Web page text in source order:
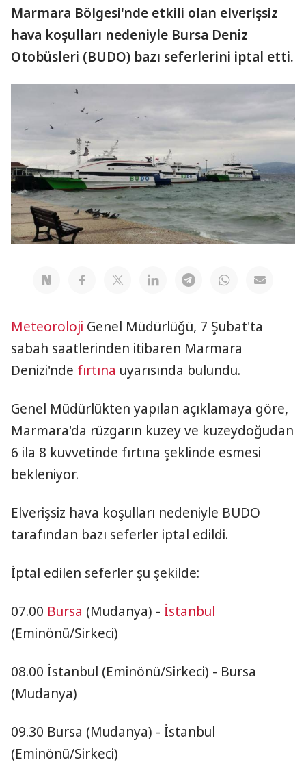
Marmara Bölgesi'nde etkili olan elverişsiz
hava koşulları nedeniyle Bursa Deniz
Otobüsleri (BUDO) bazı seferlerini iptal etti.
Meteoroloji Genel Müdürlüğü, 7 Şubat'ta
sabah saatlerinden itibaren Marmara
Denizi'nde fırtına uyarısında bulundu.
Genel Müdürlükten yapılan açıklamaya göre,
Marmara'da rüzgarın kuzey ve kuzeydoğudan
6 ila 8 kuvvetinde fırtına şeklinde esmesi
bekleniyor.
Elverişsiz hava koşulları nedeniyle BUDO
tarafından bazı seferler iptal edildi.
İptal edilen seferler şu şekilde:
07.00 Bursa (Mudanya) - İstanbul
(Eminönü/Sirkeci)
08.00 İstanbul (Eminönü/Sirkeci) - Bursa
(Mudanya)
09.30 Bursa (Mudanya) - İstanbul
(Eminönü/Sirkeci)